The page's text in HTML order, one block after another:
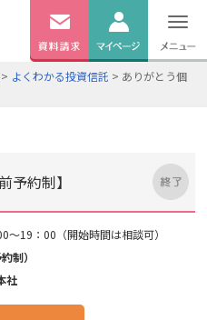
無料資料 ログイン
> よくわかる投資信託 > ありがとう個
予約制】
～19：00（開始時間は相談可）
制）
社